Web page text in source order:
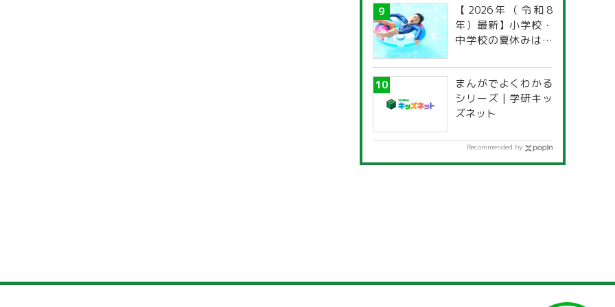
【2026年（令和8
年）最新】小学校・
中学校の夏休みはい
道府県別「夏季休暇
一覧」
まんがでよくわかる
シリーズ | 学研キッ
ズネット
Recommended by